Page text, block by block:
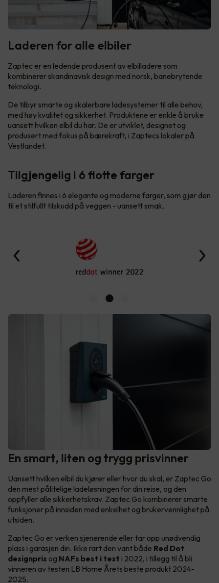
Laderen for alle elbiler
Zaptec er en ledende produsent av elbilladere som
kombinerer skandinavisk design med norsk, banebrytende
teknologi.
De tilbyr smarte og skalerbare ladesystemer til alle behov,
med høy kvalitet og sikkerhet. Produktene er enkle å bruke
uansett hvilken elbil du har. De er utviklet, designet og
produsert med fokus på bærekraft, i Zaptecs lokaler på
Vestlandet.
Tilgjengelig i 6 flotte farger
Laderen finnes i 6 elegante og moderne farger, som gjør den
til et stilfullt tilskudd på veggen - uansett smak.
En smart, liten og trygg prisvinner
Uansett hvilken elbil du kjører eller hvor du skal, er Zaptec Go
den mest pålitelige ladeløsningen for din reise, og den
oppfyller alle sikkerhetskrav. Zaptec Go kombinerer smarte
funksjoner på innsiden med enkelhet og brukervennlighet på
utsiden.
Zaptec Go er verken sjenerende eller tar opp unødvendig
plass i garasjen din. Ikke rart den vant både Red Dot
designpris og NAFs best i test i 2022, i tillegg til å bli
vinneren av testen LB Home Årets beste produkt 2024-
2025.